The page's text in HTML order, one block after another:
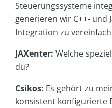
Steuerungssysteme
generieren wir C++- und
Integration zu
JAXenter: Welche
du?
Csikos: Es gehört zu
konsistent konfigurierte